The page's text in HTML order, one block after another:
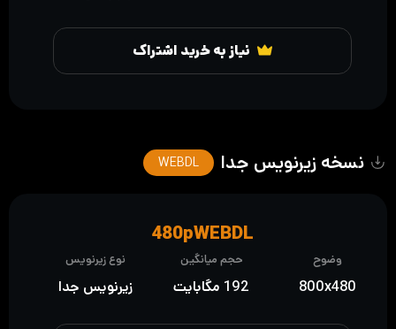
نیاز به خرید اشتراک
نسخه زیرنویس جدا WEBDL
وضوح
800x480
حجم میانگین
192 مگابایت
نوع زیرنویس
زیرنویس جدا
480pWEBDL